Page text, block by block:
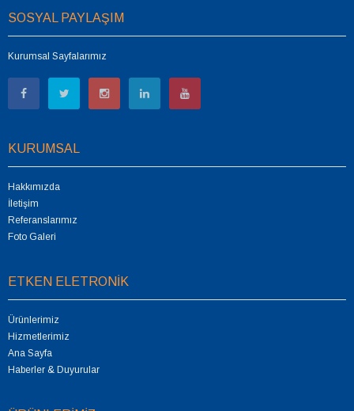
SOSYAL PAYLAŞIM
Kurumsal Sayfalarımız
KURUMSAL
Hakkımızda
İletişim
Referanslarımız
Foto Galeri
ETKEN ELETRONİK
Ürünlerimiz
Hizmetlerimiz
Ana Sayfa
Haberler & Duyurular